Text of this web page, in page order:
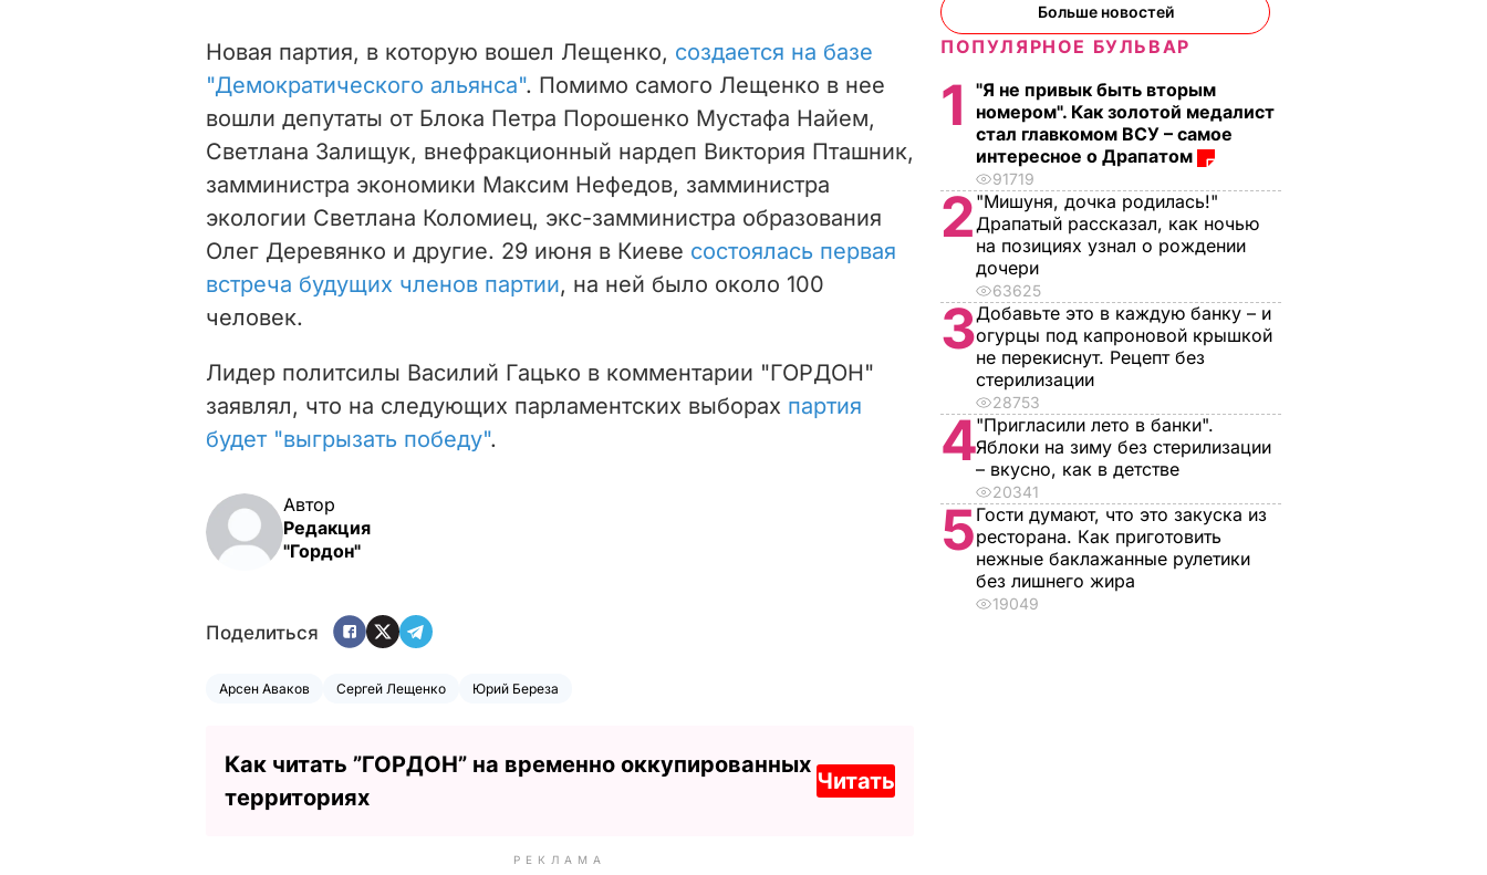
Новая партия, в которую вошел Лещенко, создается на базе
"Демократического альянса". Помимо самого Лещенко в нее
вошли депутаты от Блока Петра Порошенко Мустафа Найем,
Светлана Залищук, внефракционный нардеп Виктория Пташник,
замминистра экономики Максим Нефедов, замминистра
экологии Светлана Коломиец, экс-замминистра образования
Олег Деревянко и другие. 29 июня в Киеве состоялась первая
встреча будущих членов партии, на ней было около 100
человек.
Лидер политсилы Василий Гацько в комментарии "ГОРДОН"
заявлял, что на следующих парламентских выборах партия
будет "выгрызать победу".
Автор
Редакция
"Гордон"
Поделиться
Арсен Аваков Сергей Лещенко Юрий Береза
Как читать ”ГОРДОН” на временно оккупированных
территориях
Читать
РЕКЛАМА
Больше новостей
ПОПУЛЯРНОЕ БУЛЬВАР
1
"Я не привык быть вторым
номером". Как золотой медалист
стал главкомом ВСУ – самое
интересное о Драпатом
91719
2 "Мишуня, дочка родилась!"
Драпатый рассказал, как ночью
на позициях узнал о рождении
дочери
63625
3Добавьте это в каждую банку – и
огурцы под капроновой крышкой
не перекиснут. Рецепт без
стерилизации
28753
4"Пригласили лето в банки".
Яблоки на зиму без стерилизации
– вкусно, как в детстве
20341
5Гости думают, что это закуска из
ресторана. Как приготовить
нежные баклажанные рулетики
без лишнего жира
19049